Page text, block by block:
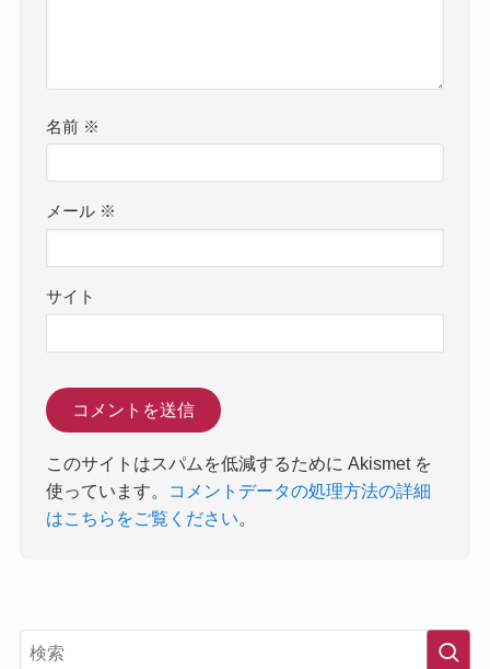
名前 ※
メール ※
サイト
このサイトはスパムを低減するために Akismet を
使っています。
コメントデータの処理方法の詳細
はこちらをご覧ください。